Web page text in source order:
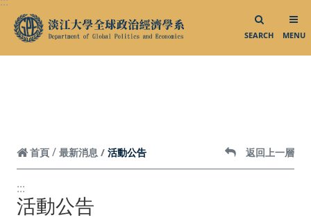
跳到頁面主要內容區
SEARCH MENU
系所活動
影音專區
中華民國僑務委員會
中華民國對外貿易發展協會
外貿協會發展中心
首頁 最新消息 活動公告 返回上一層
:::
活動公告